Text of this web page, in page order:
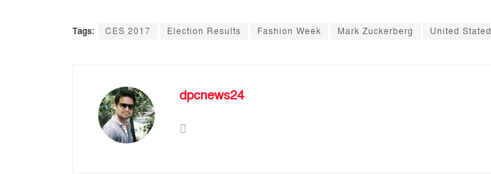
Tags: CES 2017 Election Results Fashion Week Mark Zuckerberg United Stated
dpcnews24